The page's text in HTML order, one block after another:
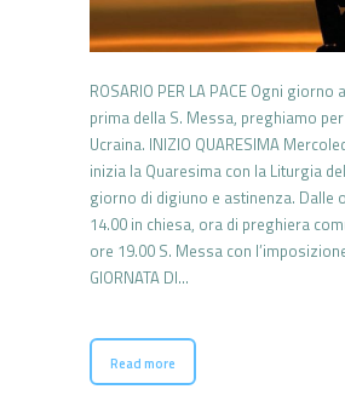
ROSARIO PER LA PACE Ogni giorno
prima della S. Messa, preghiamo
Ucraina. INIZIO QUARESIMA
inizia la Quaresima con la Liturgia
giorno di digiuno e astinenza. Dalle
14.00 in chiesa, ora di preghiera
ore 19.00 S. Messa con
GIORNATA DI…
Read more